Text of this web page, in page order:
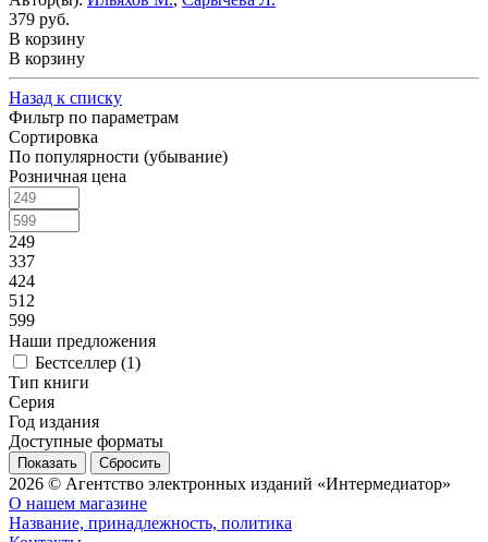
379 руб.
В корзину
В корзину
Назад к списку
Фильтр по параметрам
Сортировка
По популярности (убывание)
Розничная цена
249
337
424
512
599
Наши предложения
Бестселлер (1)
Тип книги
Серия
Год издания
Доступные форматы
Сбросить
2026 © Агентство электронных изданий «Интермедиатор»
О нашем магазине
Название, принадлежность, политика